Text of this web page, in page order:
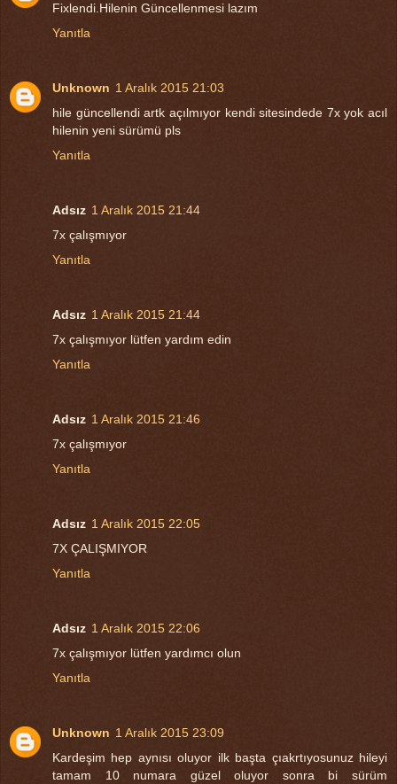
Fixlendi.Hilenin Güncellenmesi lazım
Yanıtla
Unknown 1 Aralık 2015 21:03
hile güncellendi artk açılmıyor kendi sitesindede 7x yok acıl
hilenin yeni sürümü pls
Yanıtla
Adsız 1 Aralık 2015 21:44
7x çalışmıyor
Yanıtla
Adsız 1 Aralık 2015 21:44
7x çalışmıyor lütfen yardım edin
Yanıtla
Adsız 1 Aralık 2015 21:46
7x çalışmıyor
Yanıtla
Adsız 1 Aralık 2015 22:05
7X ÇALIŞMIYOR
Yanıtla
Adsız 1 Aralık 2015 22:06
7x çalışmıyor lütfen yardımcı olun
Yanıtla
Unknown 1 Aralık 2015 23:09
Kardeşim hep aynısı oluyor ilk başta çıakrtıyosunuz hileyi
tamam 10 numara güzel oluyor sonra bi sürüm